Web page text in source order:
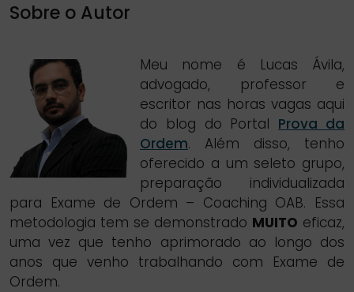
Sobre o Autor
Meu nome é Lucas Ávila,
advogado, professor e
escritor nas horas vagas aqui
do blog do Portal Prova da
Ordem. Além disso, tenho
oferecido a um seleto grupo,
preparação individualizada
para Exame de Ordem – Coaching OAB. Essa
metodologia tem se demonstrado MUITO eficaz,
uma vez que tenho aprimorado ao longo dos
anos que venho trabalhando com Exame de
Ordem.